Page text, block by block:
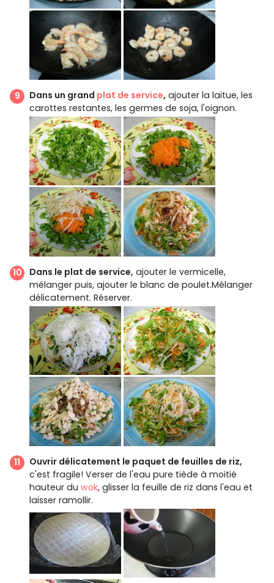
Dans un grand plat de service, ajouter la laitue, les
carottes restantes, les germes de soja, l'oignon.
Dans le plat de service, ajouter le vermicelle,
mélanger puis, ajouter le blanc de poulet.Mélanger
délicatement. Réserver.
Ouvrir délicatement le paquet de feuilles de riz,
c'est fragile! Verser de l'eau pure tiède à moitié
hauteur du wok, glisser la feuille de riz dans l'eau et
laisser ramollir.